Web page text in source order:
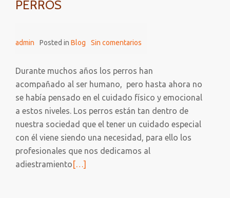
PERROS
admin Posted in Blog Sin comentarios
Durante muchos años los perros han
acompañado al ser humano, pero hasta ahora no
se había pensado en el cuidado físico y emocional
a estos niveles. Los perros están tan dentro de
nuestra sociedad que el tener un cuidado especial
con él viene siendo una necesidad, para ello los
profesionales que nos dedicamos al
adiestramientoLeer
[…]